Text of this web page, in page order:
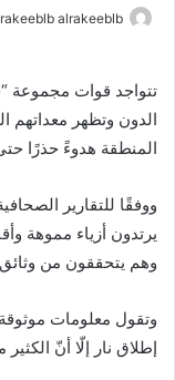
alrakeeblb
تتواجد قوات
الدون وتظهر معداتهم
المنطقة هدوءً حذرًا
ووفقًا للتقارير
يرتدون أزياء مموهة
وهم يتحققون من
وتقول معلومات
إطلاق نار إلّا أنّ